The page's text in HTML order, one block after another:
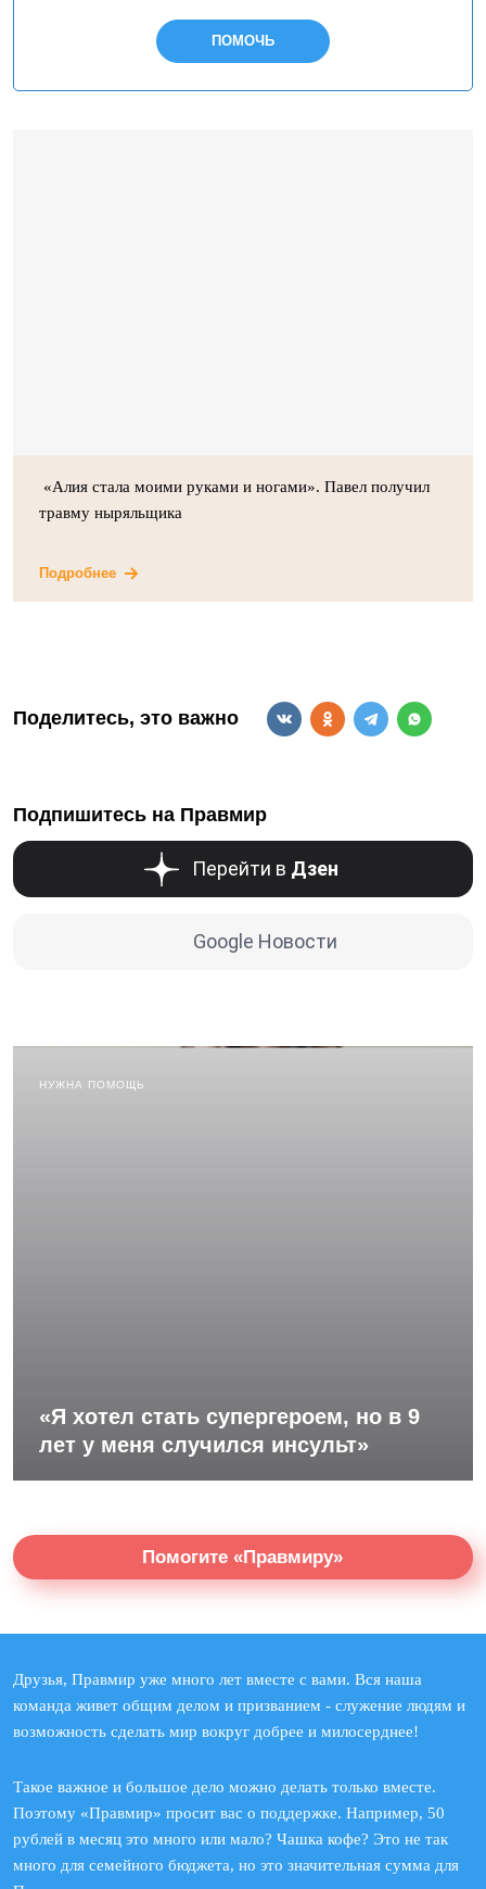
ПОМОЧЬ
«Алия стала моими руками и ногами». Павел получил
травму ныряльщика
Подробнее
Поделитесь, это важно
Подпишитесь на Правмир
Перейти в Дзен
Google Новости
НУЖНА ПОМОЩЬ
«Я хотел стать супергероем, но в 9
лет у меня случился инсульт»
Помогите «Правмиру»
Друзья, Правмир уже много лет вместе с вами. Вся наша
команда живет общим делом и призванием - служение людям и
возможность сделать мир вокруг добрее и милосерднее!
Такое важное и большое дело можно делать только вместе.
Поэтому «Правмир» просит вас о поддержке. Например, 50
рублей в месяц это много или мало? Чашка кофе? Это не так
много для семейного бюджета, но это значительная сумма для